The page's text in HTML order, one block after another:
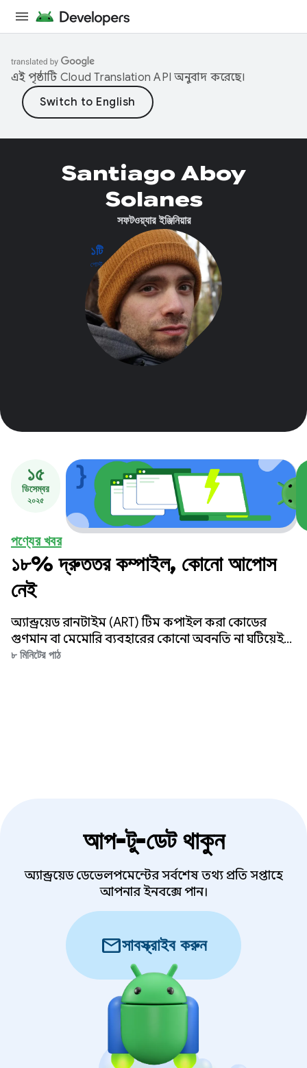
এই পৃষ্ঠাটি Cloud Translation API অনুবাদ করেছে।
১টি
পোস্ট
Santiago Aboy
Solanes
সফটওয়্যার ইঞ্জিনিয়ার
১৫
ডিসেম্বর
২০২৫
পণ্যের খবর
১৮% দ্রুততর কম্পাইল, কোনো আপোস
নেই
অ্যান্ড্রয়েড রানটাইম (ART) টিম কম্পাইল করা কোডের
গুণমান বা মেমোরি ব্যবহারের কোনো অবনতি না ঘটিয়েই
কম্পাইল টাইম ১৮% কমিয়েছে। মেমোরি ব্যবহার বা
৮ মিনিটের পাঠ
আপ-টু-ডেট থাকুন
অ্যান্ড্রয়েড ডেভেলপমেন্টের সর্বশেষ তথ্য প্রতি সপ্তাহে
আপনার ইনবক্সে পান।
mailসাবস্ক্রাইব করুন